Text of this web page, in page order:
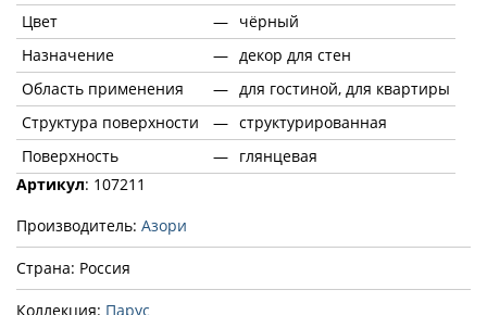
Цвет
— чёрный
Назначение
— декор для стен
Область применения
— для гостиной, для квартиры
Структура поверхности
— структурированная
Поверхность
— глянцевая
Артикул: 107211
Производитель: Азори
Страна: Россия
Коллекция: Парус